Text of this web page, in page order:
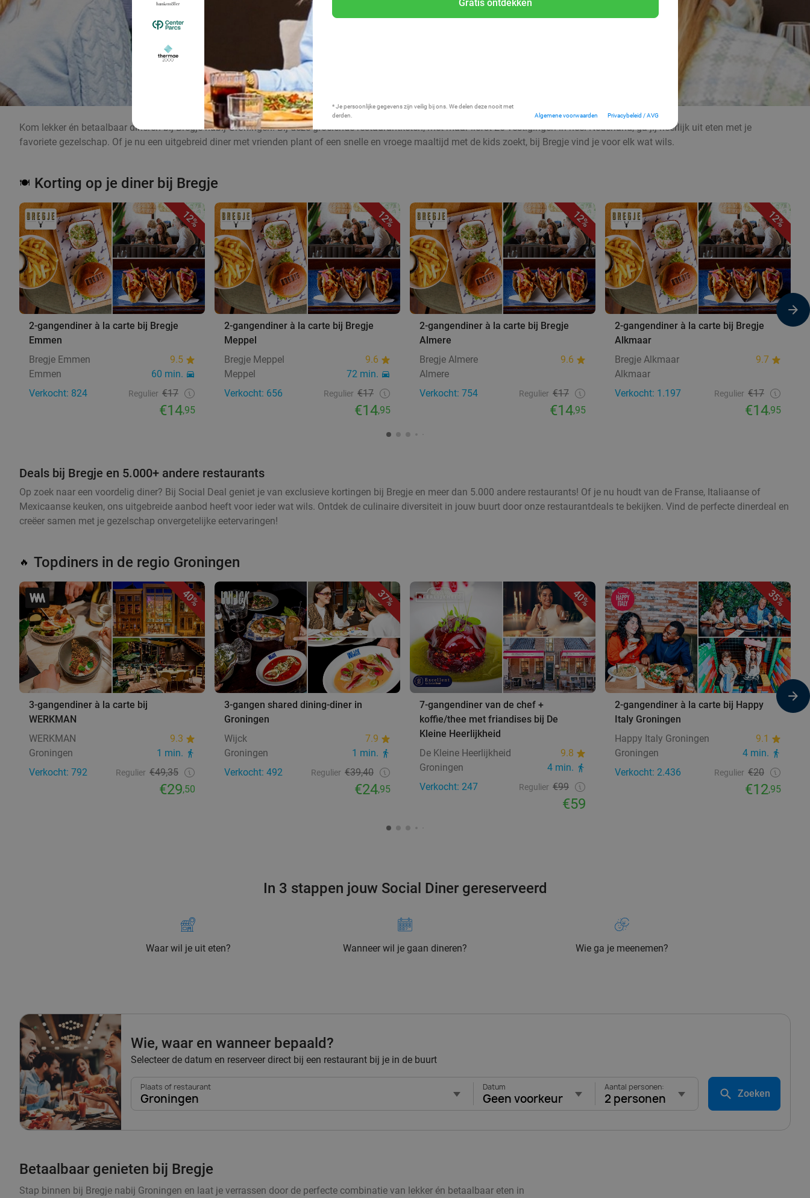
Gratis ontdekken
* Je persoonlijke gegevens zijn veilig bij ons. We delen deze nooit met
derden.
Algemene voorwaarden Privacybeleid / AVG
Kom lekker én betaalbaar dineren bij Bregje nabij Groningen! Bij deze groeiende restaurantketen, met maar liefst 26 vestigingen in heel Nederland, ga jij heerlijk uit eten met je
favoriete gezelschap. Of je nu een uitgebreid diner met vrienden plant of een snelle en vroege maaltijd met de kids zoekt, bij Bregje vind je voor elk wat wils.
🍽️ Korting op je diner bij Bregje
12%
2-gangendiner à la carte bij Bregje
Emmen
Bregje Emmen
9.5
Emmen
60 min.
Verkocht: 824
Regulier €17
€14,95
12%
2-gangendiner à la carte bij Bregje
Meppel
Bregje Meppel
9.6
Meppel
72 min.
Verkocht: 656
Regulier €17
€14,95
12%
2-gangendiner à la carte bij Bregje
Almere
Bregje Almere
9.6
Almere
Verkocht: 754
Regulier €17
€14,95
12%
2-gangendiner à la carte bij Bregje
Alkmaar
Bregje Alkmaar
9.7
Alkmaar
Verkocht: 1.197
Regulier €17
€14,95
Deals bij Bregje en 5.000+ andere restaurants
Op zoek naar een voordelig diner? Bij Social Deal geniet je van exclusieve kortingen bij Bregje en meer dan 5.000 andere restaurants! Of je nu houdt van de Franse, Italiaanse of
Mexicaanse keuken, ons uitgebreide aanbod heeft voor ieder wat wils. Ontdek de culinaire diversiteit in jouw buurt door onze restaurantdeals te bekijken. Vind de perfecte dinerdeal en
creëer samen met je gezelschap onvergetelijke eetervaringen!
🔥 Topdiners in de regio Groningen
40%
3-gangendiner à la carte bij
WERKMAN
WERKMAN
9.3
Groningen
1 min.
Verkocht: 792
Regulier €49,35
€29,50
37%
3-gangen shared dining-diner in
Groningen
Wijck
7.9
Groningen
1 min.
Verkocht: 492
Regulier €39,40
€24,95
40%
7-gangendiner van de chef +
koffie/thee met friandises bij De
Kleine Heerlijkheid
De Kleine Heerlijkheid
9.8
Groningen
4 min.
Verkocht: 247
Regulier €99
€59
35%
2-gangendiner à la carte bij Happy
Italy Groningen
Happy Italy Groningen
9.1
Groningen
4 min.
Verkocht: 2.436
Regulier €20
€12,95
In 3 stappen jouw Social Diner gereserveerd
Waar wil je uit eten? Wanneer wil je gaan dineren? Wie ga je meenemen?
Wie, waar en wanneer bepaald?
Selecteer de datum en reserveer direct bij een restaurant bij je in de buurt
Plaats of restaurant
Groningen
Datum
Geen voorkeur
Aantal personen:
2 personen Zoeken
Betaalbaar genieten bij Bregje
Stap binnen bij Bregje nabij Groningen en laat je verrassen door de perfecte combinatie van lekker én betaalbaar eten in